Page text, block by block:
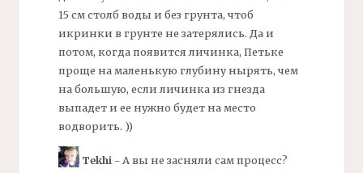
15 см столб воды и без грунта, чтоб
икринки в грунте не затерялись. Да и
потом, когда появится личинка, Петьке
проще на маленькую глубину нырять, чем
на большую, если личинка из гнезда
выпадет и ее нужно будет на место
водворить. ))
Tekhi - А вы не засняли сам процесс?